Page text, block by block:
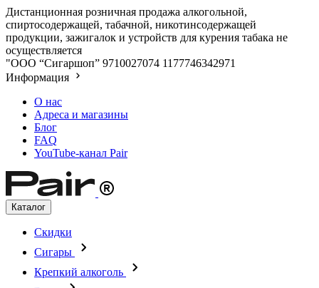
Дистанционная розничная продажа алкогольной,
спиртосодержащей, табачной, никотинсодержащей
продукции, зажигалок и устройств для курения табака не
осуществляется
"ООО “Сигаршоп” 9710027074 1177746342971
Информация
О нас
Адреса и магазины
Блог
FAQ
YouTube-канал Pair
Каталог
Скидки
Сигары
Крепкий алкоголь